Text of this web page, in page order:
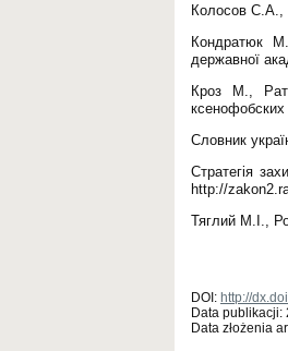
Колосов С.А.,
Кондратюк
державної
Кроз М.,
Словник
Стратегія
http://
Тяглий М.І.,
DOI: http://
Data publikacji:
Data złożenia